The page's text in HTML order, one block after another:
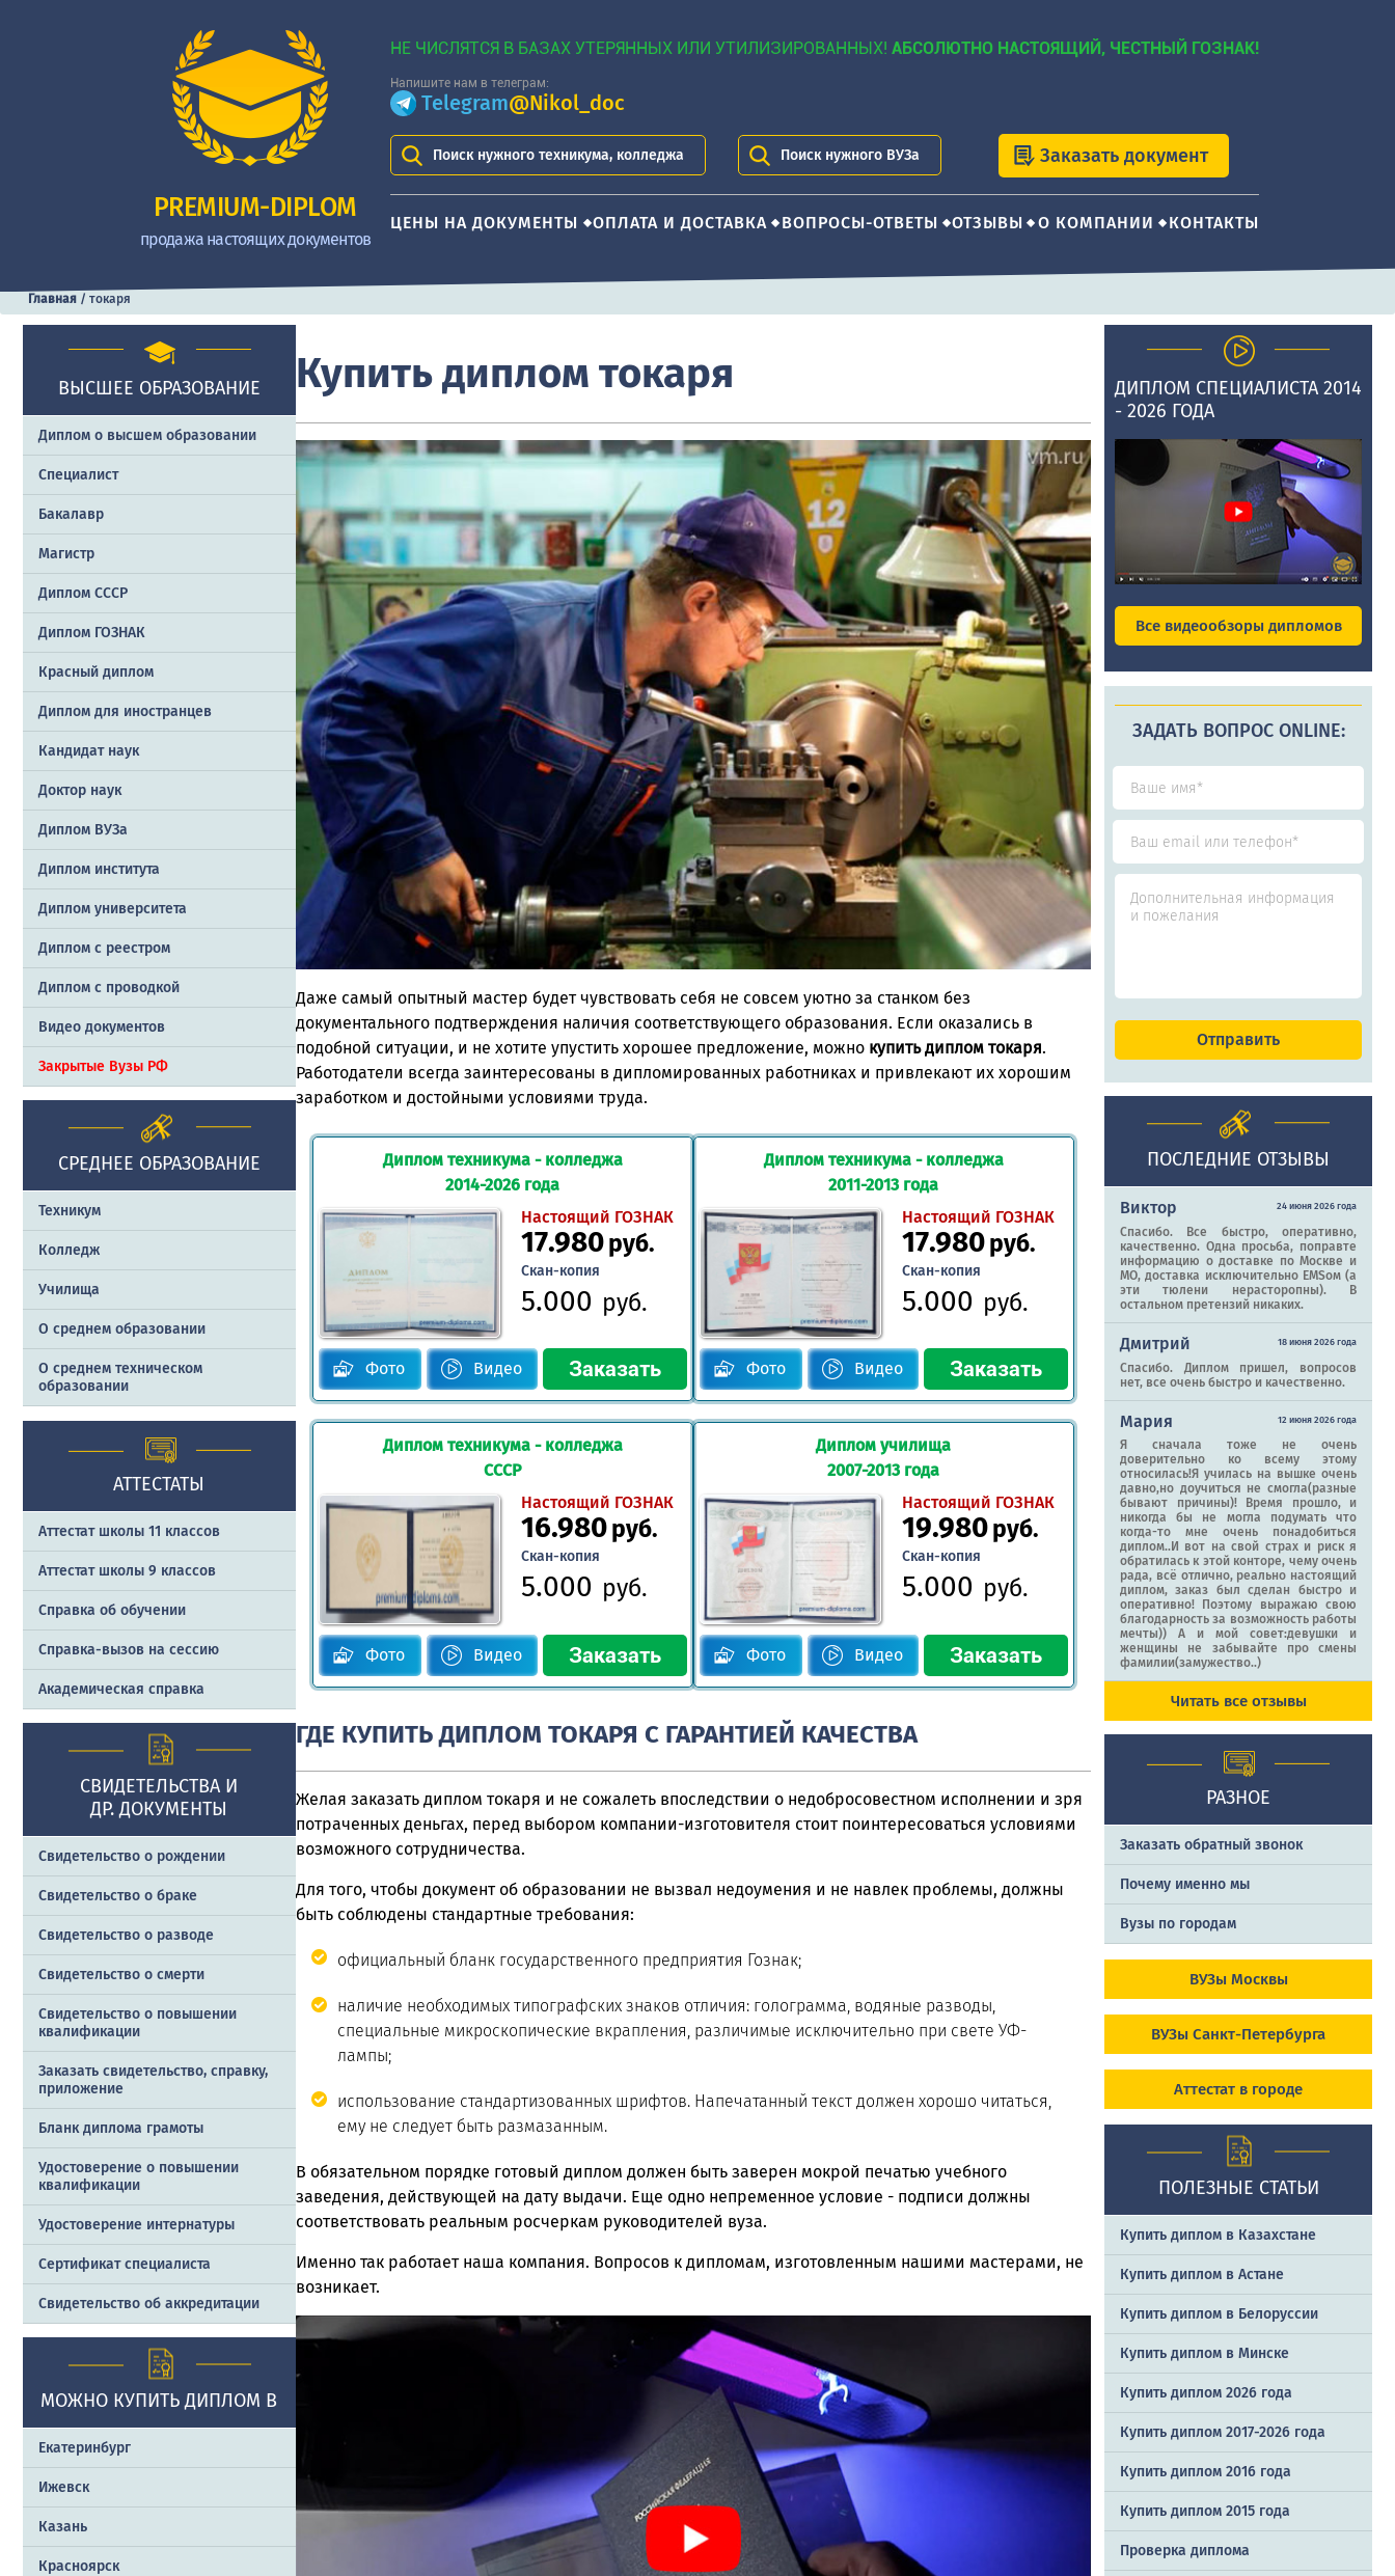
PREMIUM-DIPLOM
продажа настоящих документов
НЕ ЧИСЛЯТСЯ В БАЗАХ УТЕРЯННЫХ ИЛИ УТИЛИЗИРОВАННЫХ!АБСОЛЮТНО НАСТОЯЩИЙ, ЧЕСТНЫЙ ГОЗНАК!
Напишите нам в телеграм:
Telegram@Nikol_doc
Поиск нужного техникума, колледжа Поиск нужного ВУЗа Заказать документ
ЦЕНЫ НА ДОКУМЕНТЫ ОПЛАТА И ДОСТАВКА ВОПРОСЫ-ОТВЕТЫ ОТЗЫВЫ О КОМПАНИИ КОНТАКТЫ
Главная / токаря
ВЫСШЕЕ ОБРАЗОВАНИЕ
Диплом о высшем образовании
Специалист
Бакалавр
Магистр
Диплом СССР
Диплом ГОЗНАК
Красный диплом
Диплом для иностранцев
Кандидат наук
Доктор наук
Диплом ВУЗа
Диплом института
Диплом университета
Диплом с реестром
Диплом с проводкой
Видео документов
Закрытые Вузы РФ
СРЕДНЕЕ ОБРАЗОВАНИЕ
Техникум
Колледж
Училища
О среднем образовании
О среднем техническом
образовании
АТТЕСТАТЫ
Аттестат школы 11 классов
Аттестат школы 9 классов
Справка об обучении
Справка-вызов на сессию
Академическая справка
СВИДЕТЕЛЬСТВА И
ДР. ДОКУМЕНТЫ
Свидетельство о рождении
Свидетельство о браке
Свидетельство о разводе
Свидетельство о смерти
Свидетельство о повышении
квалификации
Заказать cвидетельство, справку,
приложение
Бланк диплома грамоты
Удостоверение о повышении
квалификации
Удостоверение интернатуры
Сертификат специалиста
Свидетельство об аккредитации
МОЖНО КУПИТЬ ДИПЛОМ В
Екатеринбург
Ижевск
Казань
Красноярск
Купить диплом токаря
Даже самый опытный мастер будет чувствовать себя не совсем уютно за станком без
документального подтверждения наличия соответствующего образования. Если оказались в
подобной ситуации, и не хотите упустить хорошее предложение, можно купить диплом токаря.
Работодатели всегда заинтересованы в дипломированных работниках и привлекают их хорошим
заработком и достойными условиями труда.
Диплом техникума - колледжа
2014-2026 года
Настоящий ГОЗНАК
17.980руб.
Скан-копия
5.000 руб.
Фото Видео
Диплом техникума - колледжа
2011-2013 года
Настоящий ГОЗНАК
17.980руб.
Скан-копия
5.000 руб.
Фото Видео
Диплом техникума - колледжа
СССР
Настоящий ГОЗНАК
16.980руб.
Скан-копия
5.000 руб.
Фото Видео
Диплом училища
2007-2013 года
Настоящий ГОЗНАК
19.980руб.
Скан-копия
5.000 руб.
Фото Видео
ГДЕ КУПИТЬ ДИПЛОМ ТОКАРЯ С ГАРАНТИЕЙ КАЧЕСТВА
Желая заказать диплом токаря и не сожалеть впоследствии о недобросовестном исполнении и зря
потраченных деньгах, перед выбором компании-изготовителя стоит поинтересоваться условиями
возможного сотрудничества.
Для того, чтобы документ об образовании не вызвал недоумения и не навлек проблемы, должны
быть соблюдены стандартные требования:
официальный бланк государственного предприятия Гознак;
наличие необходимых типографских знаков отличия: голограмма, водяные разводы,
специальные микроскопические вкрапления, различимые исключительно при свете УФ-
лампы;
использование стандартизованных шрифтов. Напечатанный текст должен хорошо читаться,
ему не следует быть размазанным.
В обязательном порядке готовый диплом должен быть заверен мокрой печатью учебного
заведения, действующей на дату выдачи. Еще одно непременное условие - подписи должны
соответствовать реальным росчеркам руководителей вуза.
Именно так работает наша компания. Вопросов к дипломам, изготовленным нашими мастерами, не
возникает.
ДИПЛОМ СПЕЦИАЛИСТА 2014
- 2026 ГОДА
Все видеообзоры дипломов
ЗАДАТЬ ВОПРОС ONLINE:
ПОСЛЕДНИЕ ОТЗЫВЫ
Виктор 24 июня 2026 года
Спасибо. Все быстро, оперативно,
качественно. Одна просьба, поправте
информацию о доставке по Москве и
МО, доставка исключительно EMSом (а
эти тюлени нерасторопны). В
остальном претензий никаких.
Дмитрий 18 июня 2026 года
Спасибо. Диплом пришел, вопросов
нет, все очень быстро и качественно.
Мария 12 июня 2026 года
Я сначала тоже не очень
доверительно ко всему этому
относилась!Я училась на вышке очень
давно,но доучиться не смогла(разные
бывают причины)! Время прошло, и
никогда бы не могла подумать что
когда-то мне очень понадобиться
диплом..И вот на свой страх и риск я
обратилась к этой конторе, чему очень
рада, всё отлично, реально настоящий
диплом, заказ был сделан быстро и
оперативно! Поэтому выражаю свою
благодарность за возможность работы
мечты)) А и мой совет:девушки и
женщины не забывайте про смены
фамилии(замужество..)
Читать все отзывы
РАЗНОЕ
Заказать обратный звонок
Почему именно мы
Вузы по городам
ВУЗы Москвы
ВУЗы Санкт-Петербурга
Аттестат в городе
ПОЛЕЗНЫЕ СТАТЬИ
Купить диплом в Казахстане
Купить диплом в Астане
Купить диплом в Белоруссии
Купить диплом в Минске
Купить диплом 2026 года
Купить диплом 2017-2026 года
Купить диплом 2016 года
Купить диплом 2015 года
Проверка диплома